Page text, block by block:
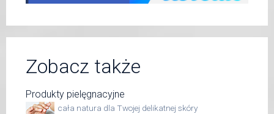
Zobacz także
Produkty pielęgnacyjne
cała natura dla Twojej delikatnej skóry